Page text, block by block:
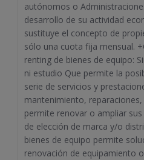
autónomos o
desarrollo de su actividad
sustituye el concepto de
sólo una cuota fija mensual.
renting de bienes de equipo:
ni estudio Que permite la
serie de servicios y
mantenimiento,
permite renovar o ampliar
de elección de marca y/o
bienes de equipo permite
renovación de equipamiento